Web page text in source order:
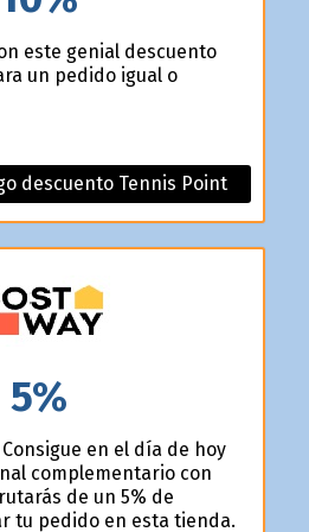
este genial descuento
un pedido igual o
descuento Tennis Point
5%
en el día de hoy
complementario con
de un 5% de
tu pedido en esta tienda.